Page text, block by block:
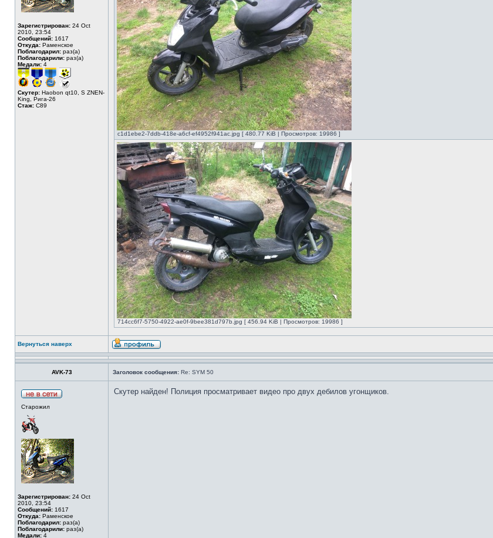
Зарегистрирован: 24 Oct
2010, 23:54
Сообщений: 1617
Откуда: Раменское
Поблагодарил: раз(а)
Поблагодарили: раз(а)
Медали: 4
Скутер: Haobon qt10, S ZNEN-
King, Рига-26
Стаж: C89
c1d1ebe2-7ddb-418e-a6cf-ef4952f941ac.jpg [ 480.77 KiB | Просмотров: 19986 ]
714cc6f7-5750-4922-ae0f-9bee381d797b.jpg [ 456.94 KiB | Просмотров: 19986 ]
Вернуться наверх
AVK-73 Заголовок сообщения: Re: SYM 50
Старожил
Зарегистрирован: 24 Oct
2010, 23:54
Сообщений: 1617
Откуда: Раменское
Поблагодарил: раз(а)
Поблагодарили: раз(а)
Медали: 4
Скутер найден! Полиция просматривает видео про двух дебилов угонщиков.